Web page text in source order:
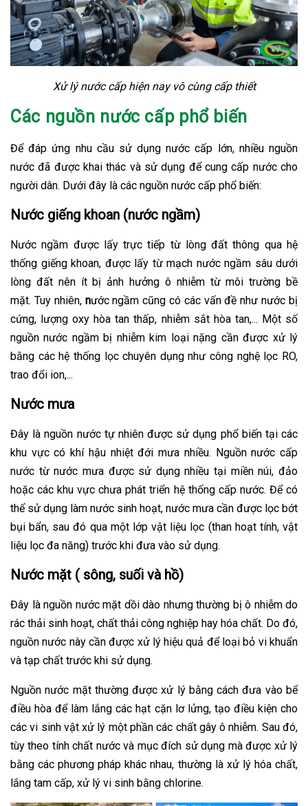
Xử lý nước cấp hiện nay vô cùng cấp thiết
Các nguồn nước cấp phổ biến
Để đáp ứng nhu cầu sử dụng nước cấp lớn, nhiều nguồn
nước đã được khai thác và sử dụng để cung cấp nước cho
người dân. Dưới đây là các nguồn nước cấp phổ biến:
Nước giếng khoan (nước ngầm)
Nước ngầm được lấy trực tiếp từ lòng đất thông qua hệ
thống giếng khoan, được lấy từ mạch nước ngầm sâu dưới
lòng đất nên ít bị ảnh hưởng ô nhiễm từ môi trường bề
mặt. Tuy nhiên, nước ngầm cũng có các vấn đề như nước bị
cứng, lượng oxy hòa tan thấp, nhiễm sắt hòa tan,... Một số
nguồn nước ngầm bị nhiễm kim loại nặng cần được xử lý
bằng các hệ thống lọc chuyên dụng như công nghệ lọc RO,
trao đổi ion,...
Nước mưa
Đây là nguồn nước tự nhiên được sử dụng phổ biến tại các
khu vực có khí hậu nhiệt đới mưa nhiều. Nguồn nước cấp
nước từ nước mưa được sử dụng nhiều tại miền núi, đảo
hoặc các khu vực chưa phát triển hệ thống cấp nước. Để có
thể sử dụng làm nước sinh hoạt, nước mưa cần được lọc bớt
bụi bẩn, sau đó qua một lớp vật liệu lọc (than hoạt tính, vật
liệu lọc đa năng) trước khi đưa vào sử dụng.
Nước mặt ( sông, suối và hồ)
Đây là nguồn nước mặt dồi dào nhưng thường bị ô nhiễm do
rác thải sinh hoạt, chất thải công nghiệp hay hóa chất. Do đó,
nguồn nước này cần được xử lý hiệu quả để loại bỏ vi khuẩn
và tạp chất trước khi sử dụng.
Nguồn nước mặt thường được xử lý bằng cách đưa vào bể
điều hòa để làm lắng các hạt cặn lơ lửng, tạo điều kiện cho
các vi sinh vật xử lý một phần các chất gây ô nhiễm. Sau đó,
tùy theo tính chất nước và mục đích sử dụng mà được xử lý
bằng các phương pháp khác nhau, thường là xử lý hóa chất,
lắng tam cấp, xử lý vi sinh bằng chlorine.